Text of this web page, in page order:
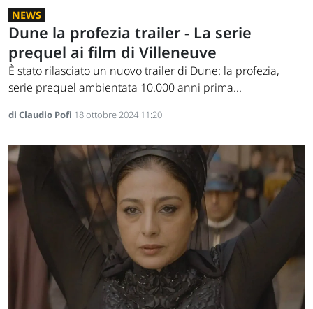
NEWS
Dune la profezia trailer - La serie
prequel ai film di Villeneuve
È stato rilasciato un nuovo trailer di Dune: la profezia,
serie prequel ambientata 10.000 anni prima...
di Claudio Pofi 18 ottobre 2024 11:20